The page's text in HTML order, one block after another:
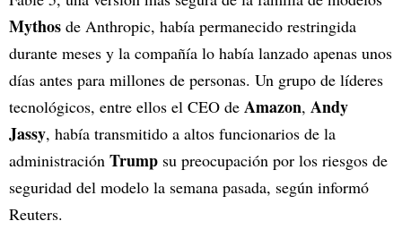
Mythos de Anthropic, había permanecido restringida
durante meses y la compañía lo había lanzado apenas unos
días antes para millones de personas. Un grupo de líderes
tecnológicos, entre ellos el CEO de Amazon, Andy
Jassy, había transmitido a altos funcionarios de la
administración Trump su preocupación por los riesgos de
seguridad del modelo la semana pasada, según informó
Reuters.